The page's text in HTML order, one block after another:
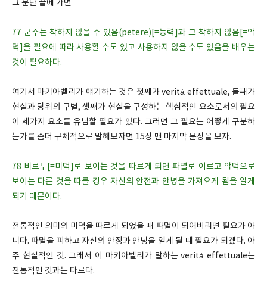
그 문단 끝에 가면
77 군주는 착하지 않을 수 있음(petere)[=능력]과 그 착하지 않음[=악
덕]을 필요에 따라 사용할 수도 있고 사용하지 않을 수도 있음을 배우는
것이 필요하다.
여기서 마키아벨리가 얘기하는 것은 첫째가 verità effettuale, 둘째가
현실과 당위의 구별, 셋째가 현실을 구성하는 핵심적인 요소로서의 필요
이 세가지 요소를 유념할 필요가 있다. 그러면 그 필요는 어떻게 구분하
는가를 좀더 구체적으로 말해보자면 15장 맨 마지막 문장을 보자.
78 비르투[=미덕]로 보이는 것을 따르게 되면 파멸로 이르고 악덕으로
보이는 다른 것을 따를 경우 자신의 안전과 안녕을 가져오게 됨을 알게
되기 때문이다.
전통적인 의미의 미덕을 따르게 되었을 때 파멸이 되어버리면 필요가 아
니다. 파멸을 피하고 자신의 안정과 안녕을 얻게 될 때 필요가 되겠다. 아
주 현실적인 것. 그래서 이 마키아벨리가 말하는 verità effettuale는
전통적인 것과는 다르다.